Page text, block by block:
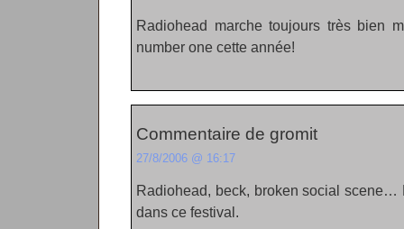
Radiohead marche toujours très bien
number one cette année!
Commentaire de gromit
27/8/2006 @ 16:17
Radiohead, beck, broken social scene…
dans ce festival.